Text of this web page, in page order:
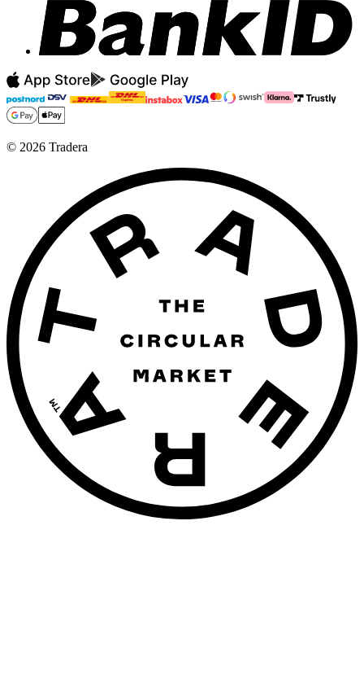
© 2026 Tradera